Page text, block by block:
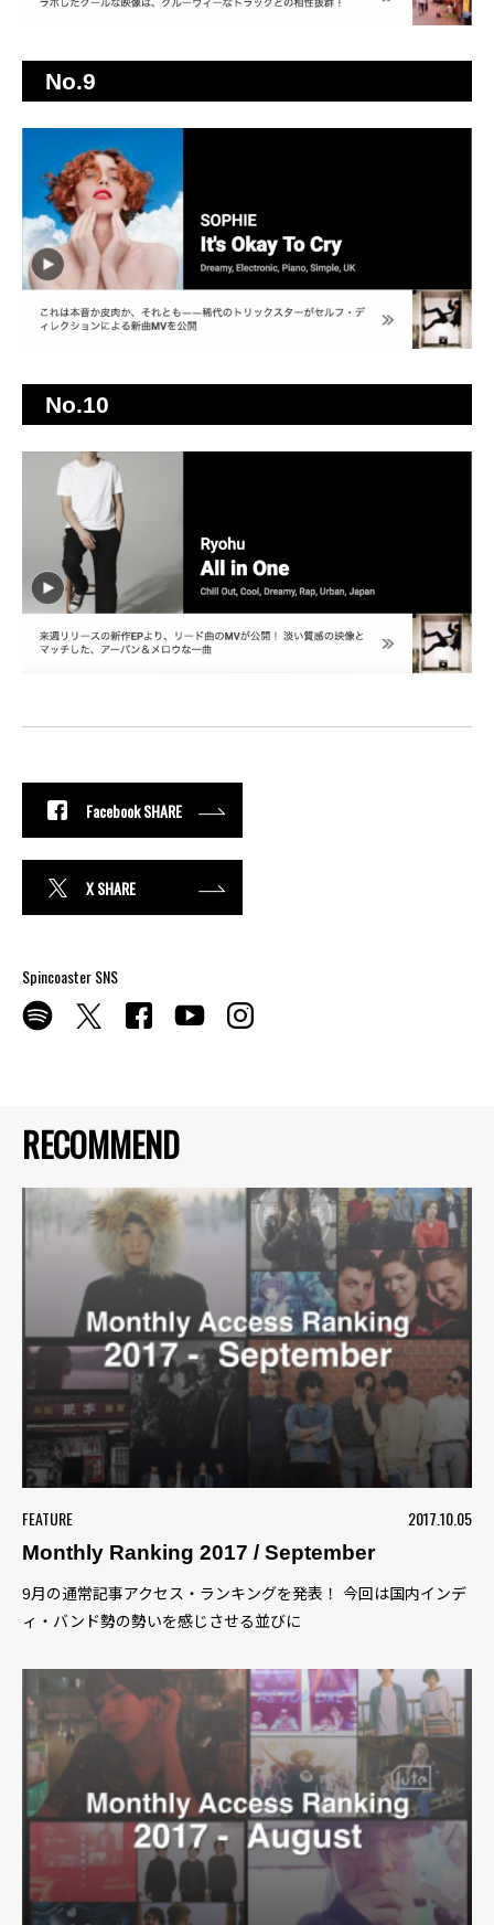
RECOMMEND
FEATURE
2017.10.05
Monthly Ranking 2017 / September
9月の通常記事アクセス・ランキングを発表！ 今回は国内インデ
ィ・バンド勢の勢いを感じさせる並びに
No.9
No.10
Facebook SHARE
X SHARE
Spincoaster SNS